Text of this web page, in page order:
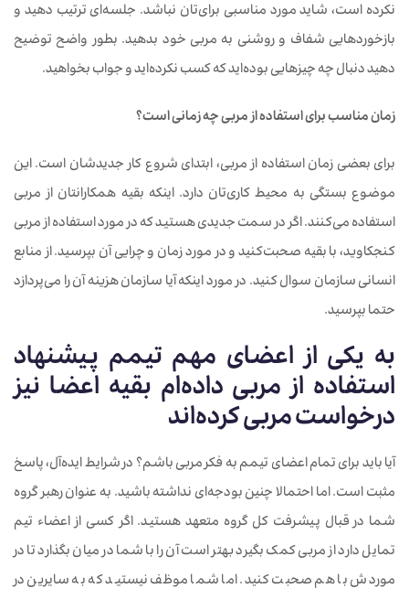
نکرده ‌است، شاید مورد مناسبی برای‌تان نباشد. جلسه‌ای ترتیب‌ دهید و
بازخوردهایی شفاف و روشنی به مربی خود بدهید. بطور واضح توضیح
دهید دنبال چه چیزهایی بوده‌اید که کسب نکرده‌اید و جواب بخواهید.
زمانمناسببرایاستفادهازمربیچهزمانیاست؟
برای بعضی زمان استفاده از مربی، ابتدای شروع کار جدیدشان است. این
موضوع بستگی به محیط کاری‌تان دارد. اینکه بقیه همکارانتان از مربی
استفاده ‌می‌کنند. اگر در سمت جدیدی هستید که در مورد استفاده از مربی
کنجکاوید، با بقیه صحبت‌کنید و در مورد زمان و چرایی آن بپرسید. از منابع
انسانی سازمان سوال کنید. در مورد اینکه آیا سازمان هزینه آن را می‌پردازد
حتما بپرسید.
به یکی از اعضای مهم تیمم پیشنهاد
استفاده از مربی دادهام بقیه اعضا نیز
درخواستمربیکردهاند
آیابایدبرایتماماعضای تیممبه فکرمربیباشم؟ درشرایطایدهآل،پاسخ
مثبتاست. امااحتمالا چنینبودجه‌ای نداشتهباشید. به عنوانرهبرگروه
شما در قبال پیشرفت کل گروه متعهد هستید. اگر کسی از اعضاء تیم
تمایل دارد از مربی کمک ‌بگیرد بهتر است آن ‌را با شما در میان بگذارد تا در
موردش با هم صحبت کنید. اما شما موظف نیستید که به سایرین در